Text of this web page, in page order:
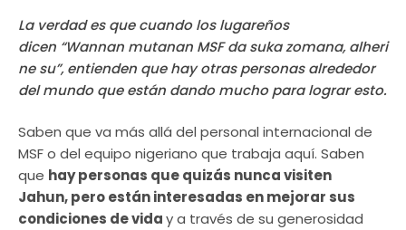
La verdad es que cuando los lugareños
dicen “Wannan mutanan MSF da suka zomana, alheri
ne su”, entienden que hay otras personas alrededor
del mundo que están dando mucho para lograr esto.
Saben que va más allá del personal internacional de
MSF o del equipo nigeriano que trabaja aquí. Saben
que hay personas que quizás nunca visiten
Jahun, pero están interesadas en mejorar sus
condiciones de viday a través de su generosidad